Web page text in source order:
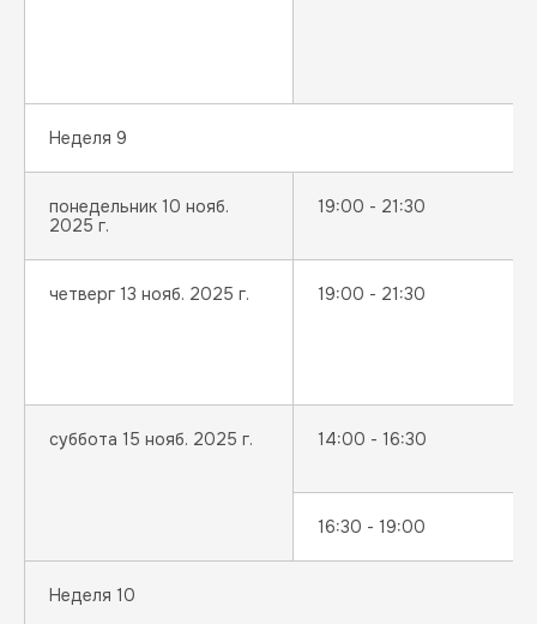
Неделя 9
понедельник 10 нояб.
2025 г.
19:00 - 21:30
четверг 13 нояб. 2025 г. 19:00 - 21:30
суббота 15 нояб. 2025 г. 14:00 - 16:30
16:30 - 19:00
Неделя 10